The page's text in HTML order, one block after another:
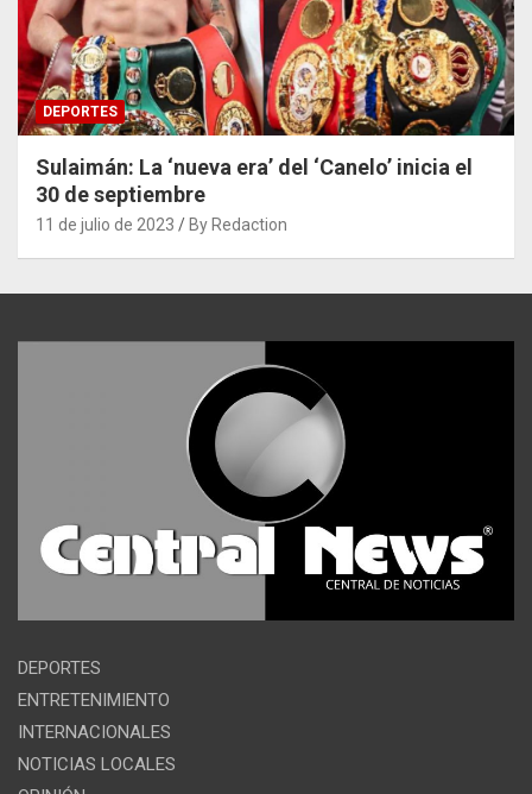
DEPORTES
Sulaimán: La ‘nueva era’ del ‘Canelo’ inicia el
30 de septiembre
11 de julio de 2023 By Redaction
DEPORTES
ENTRETENIMIENTO
INTERNACIONALES
NOTICIAS LOCALES